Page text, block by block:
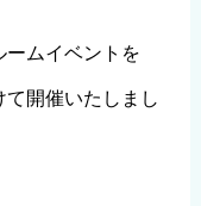
ームイベントを
て開催いたしまし